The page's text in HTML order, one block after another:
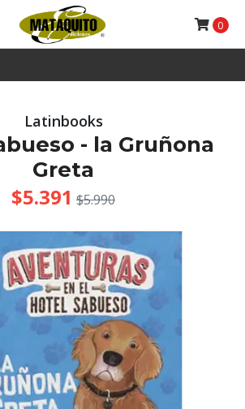
0
Latinbooks
- la Gruñona
Greta
$5.391 $5.990